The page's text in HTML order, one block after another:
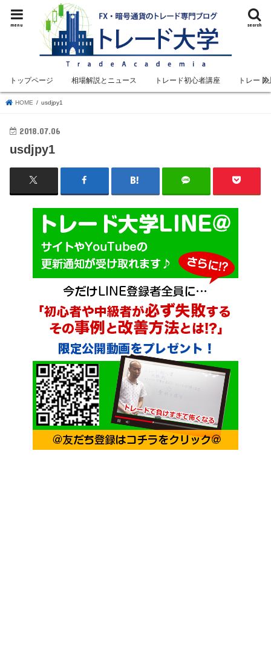
search
menu
トップページ 相場解説とニュース トレード初心者講座 トレード
HOME usdjpy1
2018.07.06
usdjpy1